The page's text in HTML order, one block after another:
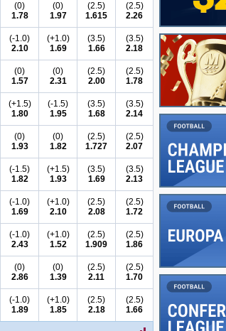
(0)
1.78
(0)
1.97
(2.5)
1.615
(2.5)
2.26
(-1.0)
2.10
(+1.0)
1.69
(3.5)
1.66
(3.5)
2.18
(0)
1.57
(0)
2.31
(2.5)
2.00
(2.5)
1.78
(+1.5)
1.80
(-1.5)
1.95
(3.5)
1.68
(3.5)
2.14
(0)
1.93
(0)
1.82
(2.5)
1.727
(2.5)
2.07
(-1.5)
1.82
(+1.5)
1.93
(3.5)
1.69
(3.5)
2.13
(-1.0)
1.69
(+1.0)
2.10
(2.5)
2.08
(2.5)
1.72
(-1.0)
2.43
(+1.0)
1.52
(2.5)
1.909
(2.5)
1.86
(0)
2.86
(0)
1.39
(2.5)
2.11
(2.5)
1.70
(-1.0)
1.89
(+1.0)
1.85
(2.5)
2.18
(2.5)
1.66